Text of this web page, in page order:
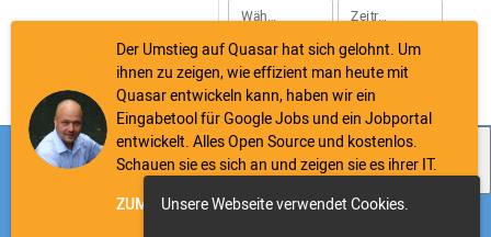
Währung arrow_drop_down monatlich
Zeitraum arrow_drop_down
SPEICHERN
Impressum Datenschutz Kontakt
Download as
PDF
Der Umstieg auf Quasar hat sich gelohnt. Um
ihnen zu zeigen, wie effizient man heute mit
Quasar entwickeln kann, haben wir ein
Eingabetool für Google Jobs und ein Jobportal
entwickelt. Alles Open Source und kostenlos.
Schauen sie es sich an und zeigen sie es ihrer IT.
ZUM JOBPORTAL
ZUR ANZEIGENEINGABE
Unsere Webseite verwendet Cookies.